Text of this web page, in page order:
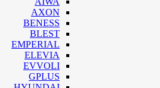
AXON
BENESS
BLEST
EMPERIAL
ELEVIA
EVVOLI
GPLUS